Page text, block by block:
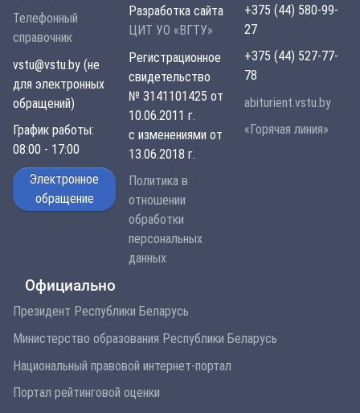
Телефонный
справочник
vstu@vstu.by (не
для электронных
обращений)
График работы:
08:00 - 17:00
Электронное
обращение
Разработка сайта
ЦИТ УО «ВГТУ»
Регистрационное
свидетельство
№ 3141101425 от
10.06.2011 г.
с изменениями от
13.06.2018 г.
Политика в
отношении
обработки
персональных
данных
+375 (44) 580-99-
27
+375 (44) 527-77-
78
abiturient.vstu.by
«Горячая линия»
Официально
Президент Республики Беларусь
Министерство образования Республики Беларусь
Национальный правовой интернет-портал
Портал рейтинговой оценки